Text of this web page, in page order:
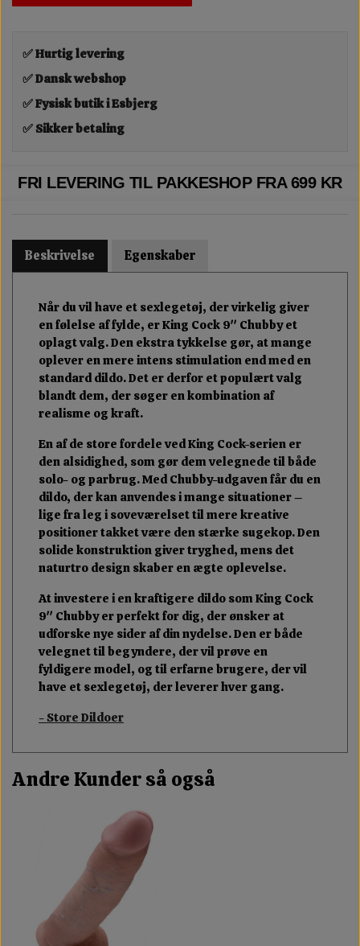
✅ Hurtig levering
✅ Dansk webshop
✅ Fysisk butik i Esbjerg
✅ Sikker betaling
FRI LEVERING TIL PAKKESHOP FRA 699 KR
Beskrivelse Egenskaber
Når du vil have et sexlegetøj, der virkelig giver
en følelse af fylde, er King Cock 9" Chubby et
oplagt valg. Den ekstra tykkelse gør, at mange
oplever en mere intens stimulation end med en
standard dildo. Det er derfor et populært valg
blandt dem, der søger en kombination af
realisme og kraft.
En af de store fordele ved King Cock-serien er
den alsidighed, som gør dem velegnede til både
solo- og parbrug. Med Chubby-udgaven får du en
dildo, der kan anvendes i mange situationer –
lige fra leg i soveværelset til mere kreative
positioner takket være den stærke sugekop. Den
solide konstruktion giver tryghed, mens det
naturtro design skaber en ægte oplevelse.
At investere i en kraftigere dildo som King Cock
9" Chubby er perfekt for dig, der ønsker at
udforske nye sider af din nydelse. Den er både
velegnet til begyndere, der vil prøve en
fyldigere model, og til erfarne brugere, der vil
have et sexlegetøj, der leverer hver gang.
- Store Dildoer
Andre Kunder så også